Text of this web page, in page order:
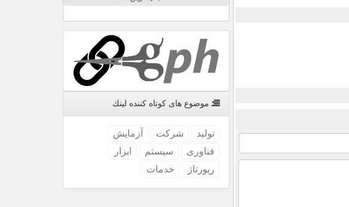
موضوع های كوتاه كننده لینك
تولید شركت
آزمایش
فناوری
سیستم
ابزار
رپورتاژ
خدمات